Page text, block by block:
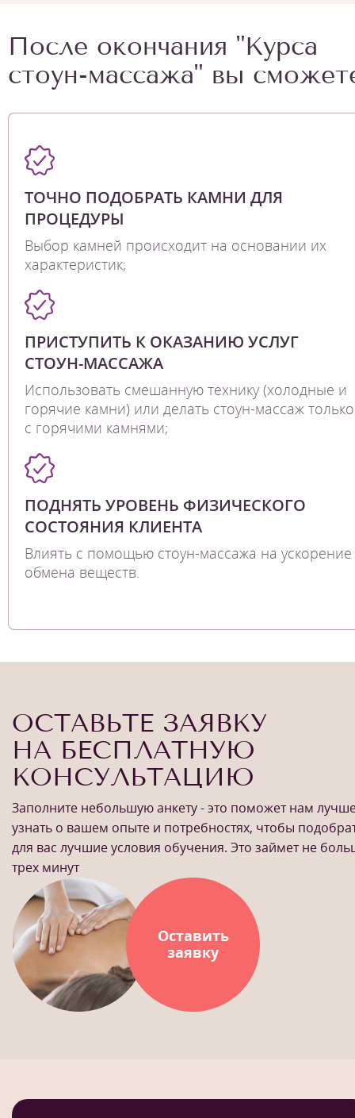
После окончания "Курса
стоун-массажа" вы
ТОЧНО ПОДОБРАТЬ КАМНИ ДЛЯ
ПРОЦЕДУРЫ
Выбор камней происходит на основании их
характеристик;
ПРИСТУПИТЬ К ОКАЗАНИЮ УСЛУГ
СТОУН-МАССАЖА
Использовать смешанную технику (холодные и
горячие камни) или делать стоун-массаж только
с горячими камнями;
ПОДНЯТЬ УРОВЕНЬ ФИЗИЧЕСКОГО
СОСТОЯНИЯ КЛИЕНТА
Влиять с помощью стоун-массажа на ускорение
обмена веществ.
ОСТАВЬТЕ ЗАЯВКУ
НА БЕСПЛАТНУЮ
КОНСУЛЬТАЦИЮ
Заполните небольшую анкету - это поможет нам
узнать о вашем опыте и потребностях, чтобы
для вас лучшие условия обучения. Это займет не
трех минут
Оставить
заявку